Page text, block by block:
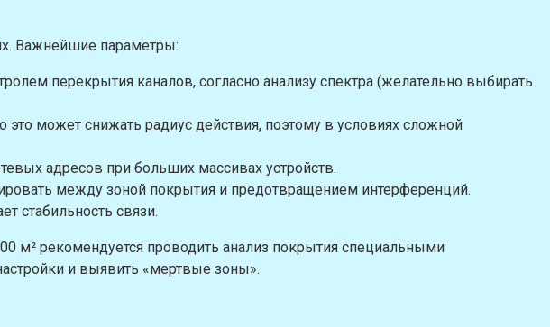
Важнейшие параметры:
перекрытия каналов, согласно анализу спектра (желательно выбирать
может снижать радиус действия, поэтому в условиях сложной
адресов при больших массивах устройств.
между зоной покрытия и предотвращением интерференций.
стабильность связи.
рекомендуется проводить анализ покрытия специальными
и выявить «мертвые зоны».